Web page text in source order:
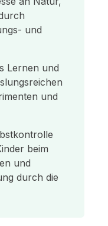
und
Lernen und
und
beim
und
durch die